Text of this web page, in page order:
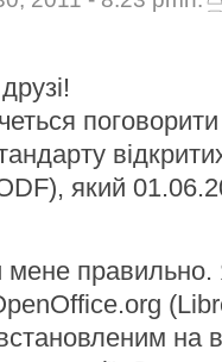
який
мене правильно.
на